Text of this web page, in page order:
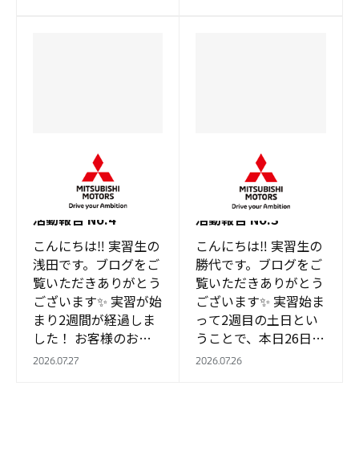
実習が始まり、2週間
が経ちました！実習生
活動報告 No.4
こんにちは‼ 実習生の
浅田です。ブログをご
覧いただきありがとう
ございます✨ 実習が始
まり2週間が経過しま
した！ お客様のお出
迎えなど、接客の基本
2026.07.27
お客様のお出迎えをし
ております！ 実習生
活動報告 No.3
こんにちは‼ 実習生の
勝代です。ブログをご
覧いただきありがとう
ございます✨ 実習始ま
って2週目の土日とい
うことで、本日26日は
多くのお客様がいらっ
2026.07.26